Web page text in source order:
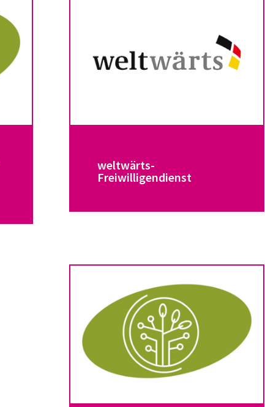
weltwärts-
Freiwilligendienst